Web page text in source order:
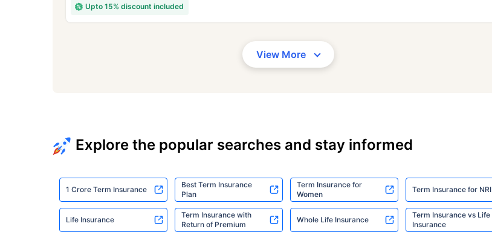
Upto 15% discount included
View More
Explore the popular searches and stay informed
1 Crore Term Insurance
Best Term Insurance
Plan
Term Insurance for
Women
Term Insurance for NRI
Life Insurance
Term Insurance with
Return of Premium
Whole Life Insurance
Term Insurance vs Life
Insurance